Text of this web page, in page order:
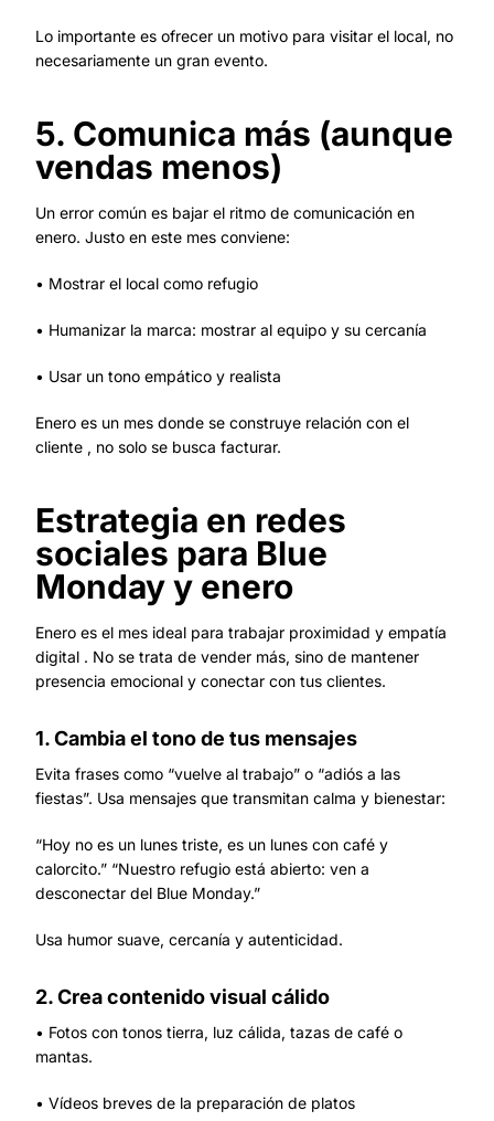
Lo importante es ofrecer un motivo para visitar el local, no
necesariamente un gran evento.
5. Comunica más (aunque
vendas menos)
Un error común es bajar el ritmo de comunicación en
enero. Justo en este mes conviene:
• Mostrar el local como refugio
• Humanizar la marca: mostrar al equipo y su cercanía
• Usar un tono empático y realista
Enero es un mes donde se construye relación con el
cliente , no solo se busca facturar.
Estrategia en redes
sociales para Blue
Monday y enero
Enero es el mes ideal para trabajar proximidad y empatía
digital . No se trata de vender más, sino de mantener
presencia emocional y conectar con tus clientes.
1. Cambia el tono de tus mensajes
Evita frases como “vuelve al trabajo” o “adiós a las
fiestas”. Usa mensajes que transmitan calma y bienestar:
“Hoy no es un lunes triste, es un lunes con café y
calorcito.” “Nuestro refugio está abierto: ven a
desconectar del Blue Monday.”
Usa humor suave, cercanía y autenticidad.
2. Crea contenido visual cálido
• Fotos con tonos tierra, luz cálida, tazas de café o
mantas.
• Vídeos breves de la preparación de platos